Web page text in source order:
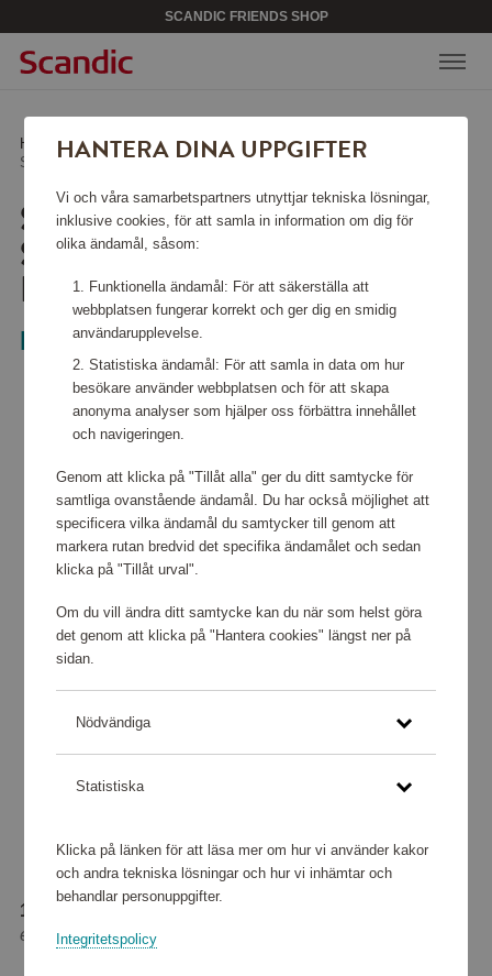
SCANDIC FRIENDS SHOP
Hem /Skönhet & accessoarer/Solglasögon /
Solglasögon Erika Shiny Transparent Brown
SOLGLASÖGON ERIKA
SHINY TRANSPARENT
BROWN
Ray-Ban
123 520 poäng
eller
1 544 kr
HANTERA DINA UPPGIFTER
Vi och våra samarbetspartners utnyttjar tekniska lösningar,
inklusive cookies, för att samla in information om dig för
olika ändamål, såsom:
Funktionella ändamål: För att säkerställa att
webbplatsen fungerar korrekt och ger dig en smidig
användarupplevelse.
Statistiska ändamål: För att samla in data om hur
besökare använder webbplatsen och för att skapa
anonyma analyser som hjälper oss förbättra innehållet
och navigeringen.
Genom att klicka på "Tillåt alla" ger du ditt samtycke för
samtliga ovanstående ändamål. Du har också möjlighet att
specificera vilka ändamål du samtycker till genom att
markera rutan bredvid det specifika ändamålet och sedan
klicka på "Tillåt urval".
Om du vill ändra ditt samtycke kan du när som helst göra
det genom att klicka på "Hantera cookies" längst ner på
sidan.
Nödvändiga
Statistiska
Klicka på länken för att läsa mer om hur vi använder kakor
och andra tekniska lösningar och hur vi inhämtar och
behandlar personuppgifter.
Integritetspolicy